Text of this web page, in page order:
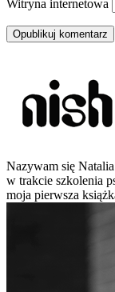
Witryna internetowa
Nazywam się
w trakcie szkolenia
moja pierwsza